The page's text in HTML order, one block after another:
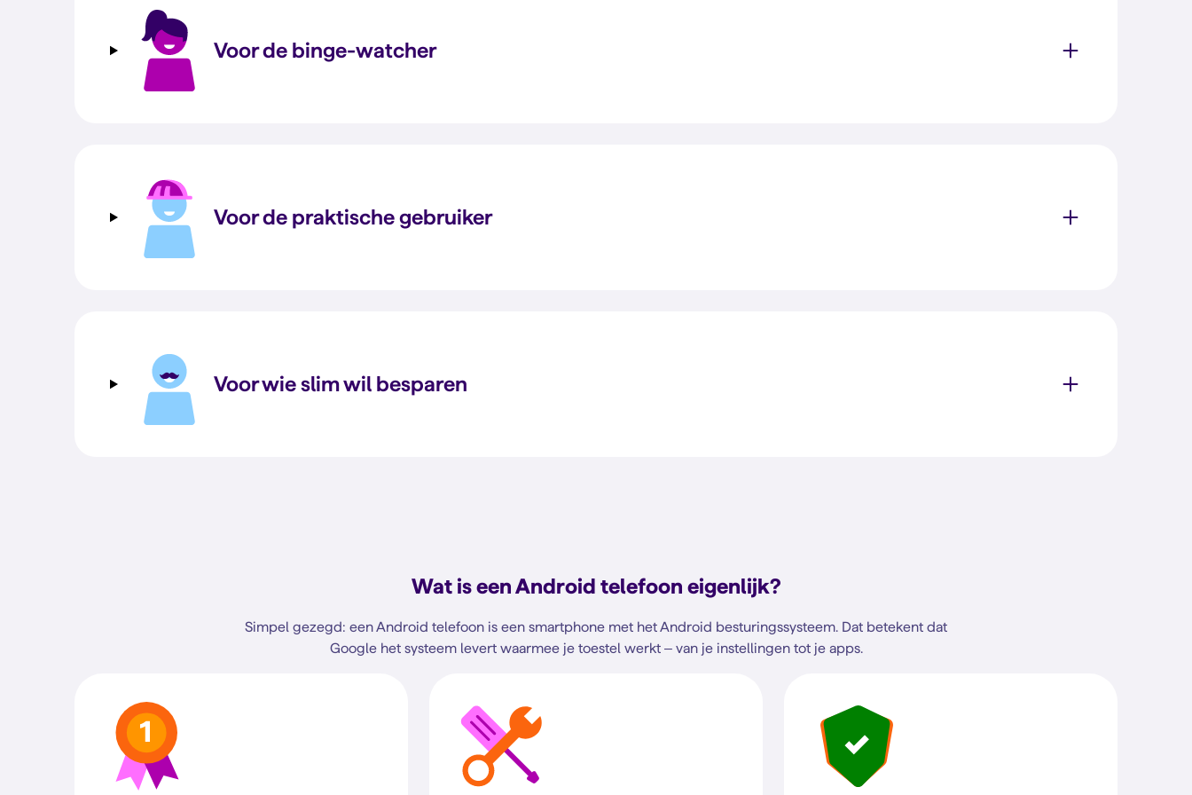
Voor de binge-watcher
Voor de praktische gebruiker
Voor wie slim wil besparen
Wat is een Android telefoon eigenlijk?
Simpel gezegd: een Android telefoon is een smartphone met het Android besturingssysteem. Dat betekent dat
Google het systeem levert waarmee je toestel werkt – van je instellingen tot je apps.